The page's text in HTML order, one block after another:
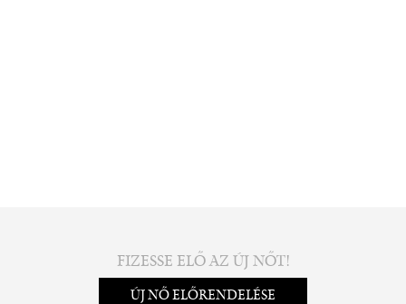
FIZESSE ELŐ AZ ÚJ NŐT!
ÚJ NŐ ELŐRENDELÉSE